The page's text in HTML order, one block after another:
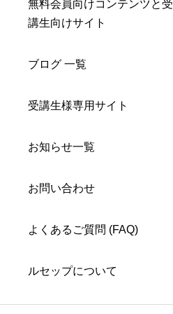
無料会員向けコンテンツと受
講生向けサイト
ブログ 一覧
受講生様専用サイト
お知らせ一覧
お問い合わせ
よくあるご質問 (FAQ)
ルセップについて